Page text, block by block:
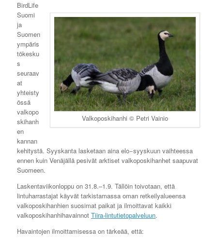
Valkoposkihanhi © Petri Vainio
BirdLife
Suomi
ja
Suomen
ympäris
tökesku
s
seuraav
at
yhteisty
össä
valkopo
skihanh
en
kannan
kehitystä. Syyskanta lasketaan aina elo−syyskuun vaihteessa
ennen kuin Venäjällä pesivät arktiset valkoposkihanhet saapuvat
Suomeen.
Laskentaviikonloppu on 31.8.–1.9. Tällöin toivotaan, että
lintuharrastajat käyvät tarkistamassa oman retkeilyalueensa
valkoposkihanhien suosimat paikat ja ilmoittavat kaikki
valkoposkihanhihavainnot Tiira-lintutietopalveluun.
Havaintojen ilmoittamisessa on tärkeää, että: